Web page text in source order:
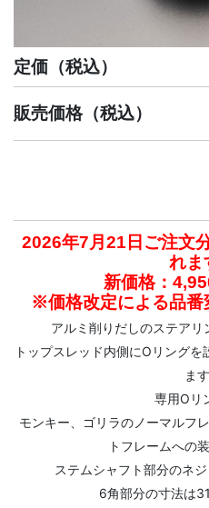
定価 （税込）
販売価格（税込）
2026年7月21日ご注文
れま
新価格：
※価格改定による品番
アルミ削りだしのステアリ
トップスレッド内側にOリング
ます
専用Oリ
モンキー、ゴリラのノーマルフ
トフレームへの
ステムシャフト部分のネ
6角部分の寸法は